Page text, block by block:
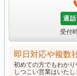
通
受付
即日対応や複数
初めての方でもわか
しつこい営業はいたし